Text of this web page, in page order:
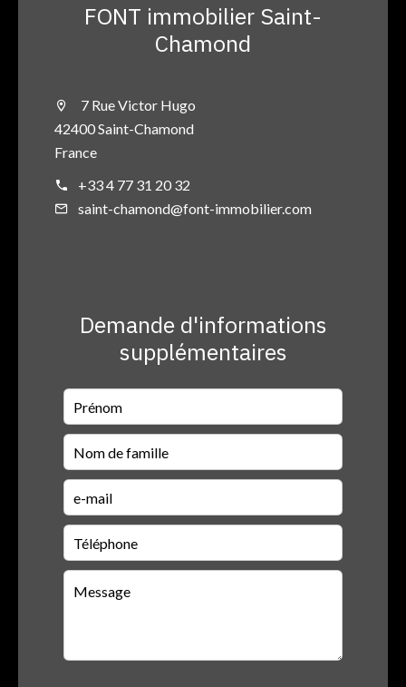
FONT immobilier Saint-
Chamond
7 Rue Victor Hugo
42400 Saint-Chamond
France
+33 4 77 31 20 32
saint-chamond@font-immobilier.com
Demande d'informations
supplémentaires